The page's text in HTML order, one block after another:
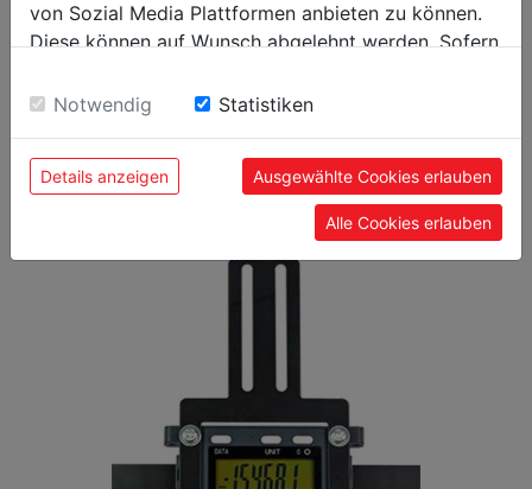
Allgemeine Daten
9120039906409
BELIEBTE PRODUKTE
von Sozial Media Plattformen anbieten zu können.
Diese können auf Wunsch abgelehnt werden. Sofern
Einwilligung zu unseren Cookies.
Notwendig Statistiken
Details anzeigen Ausgewählte Cookies erlauben
Alle Cookies erlauben